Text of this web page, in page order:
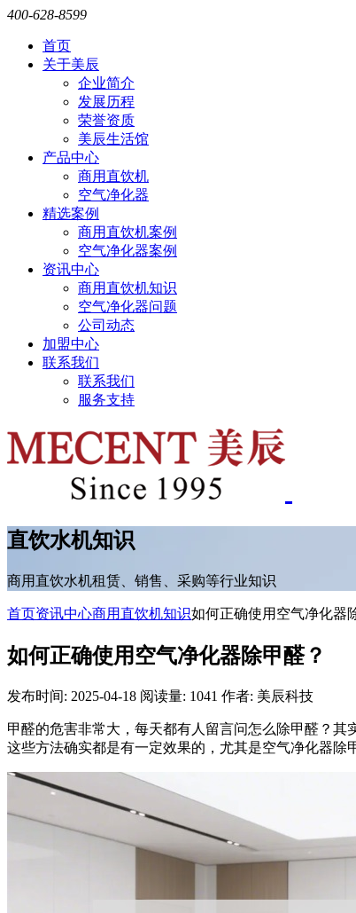
400-628-8599
首页
关于美辰
企业简介
发展历程
荣誉资质
美辰生活馆
产品中心
商用直饮机
空气净化器
精选案例
商用直饮机案例
空气净化器案例
资讯中心
商用直饮机知识
空气净化器问题
公司动态
加盟中心
联系我们
联系我们
服务支持
直饮水机知识
商用直饮水机租赁、销售、采购等行业知识
首页资讯中心商用直饮机知识如何正确使用空气净化器
如何正确使用空气净化器除甲醛？
发布时间: 2025-04-18 阅读量: 1041 作者: 美辰科技
甲醛的危害非常大，每天都有人留言问怎么除甲醛？其
这些方法确实都是有一定效果的，尤其是空气净化器